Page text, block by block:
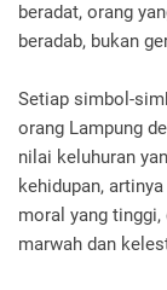
beradat, orang
beradab, bukan
Setiap simbol-
orang Lampung
nilai keluhuran
kehidupan,
moral yang
marwah dan